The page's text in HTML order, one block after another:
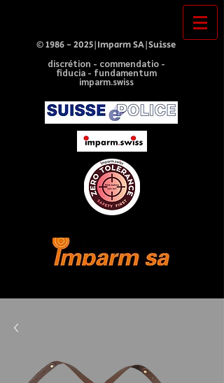
©1986 - 2025|Imparm SA|Suisse
discrétion - commendatio -
fiducia - fundamentum
imparm.swiss